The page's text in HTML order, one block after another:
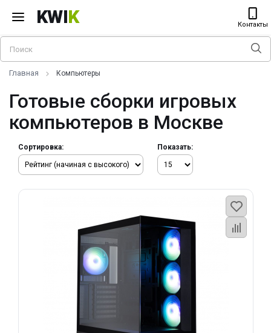
KWIK Контакты
Главная Компьютеры
Готовые сборки игровых
компьютеров в Москве
Сортировка: Показать: